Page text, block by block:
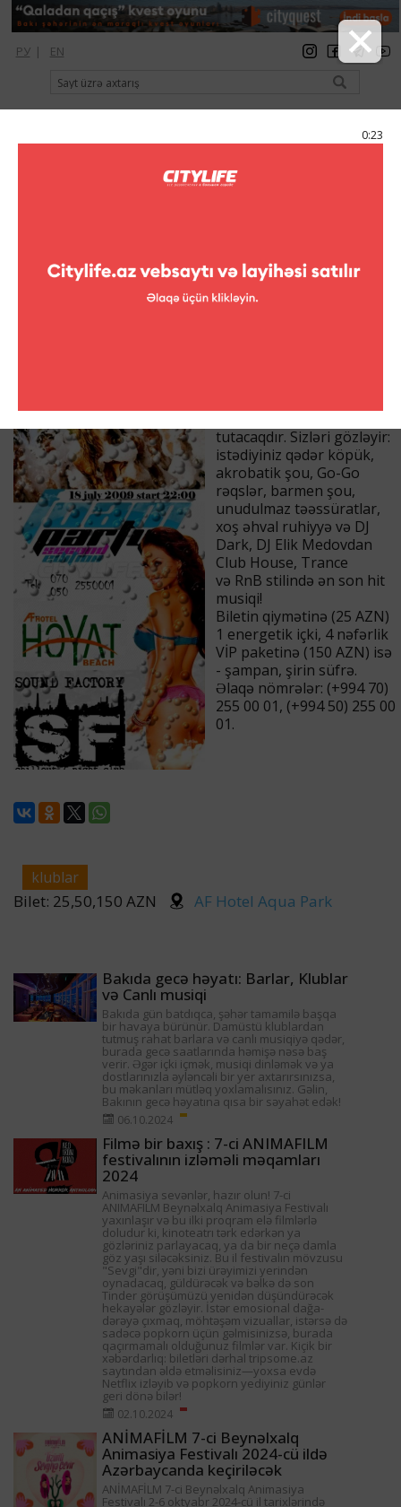
0:23
РУ | EN
qeydiyyat giriş Citylife Magazine
tutacaqdır. Sizləri gözləyir:
istədiyiniz qədər köpük,
akrobatik şou, Go-Go
rəqslər, barmen şou,
unudulmaz təəssüratlar,
xoş əhval ruhiyyə və DJ
Dark, DJ Elik Medovdan
Club House, Trance
və RnB stilində ən son hit
musiqi!
Biletin qiymətinə (25 AZN)
1 energetik içki, 4 nəfərlik
VİP paketinə (150 AZN) isə
- şampan, şirin süfrə.
Əlaqə nömrələr: (+994 70)
255 00 01, (+994 50) 255 00
01.
klublar
Bilet: 25,50,150 AZN AF Hotel Aqua Park
Bakıda gecə həyatı: Barlar, Klublar
və Canlı musiqi
Bakıda gün batdıqca, şəhər tamamilə başqa
bir havaya bürünür. Damüstü klublardan
tutmuş rahat barlara və canlı musiqiyə qədər,
burada gecə saatlarında həmişə nəsə baş
verir. Əgər içki içmək, musiqi dinləmək və ya
dostlarınızla əyləncəli bir yer axtarırsınızsa,
bu məkanları mütləq yoxlamalısınız. Gəlin,
Bakının gecə həyatına qısa bir səyahət edək!
06.10.2024
Filmə bir baxış : 7-ci ANIMAFILM
festivalının izləməli məqamları
2024
Animasiya sevənlər, hazır olun! 7-ci
ANIMAFILM Beynəlxalq Animasiya Festivalı
yaxınlaşır və bu ilki proqram elə filmlərlə
doludur ki, kinoteatrı tərk edərkən ya
gözləriniz parlayacaq, ya da bir neçə damla
göz yaşı siləcəksiniz. Bu il festivalın mövzusu
"Sevgi"dir, yəni bizi ürəyimizi yerindən
oynadacaq, güldürəcək və bəlkə də son
Tinder görüşümüzü yenidən düşündürəcək
hekayələr gözləyir. İstər emosional dağa-
dərəyə çıxmaq, möhtəşəm vizuallar, istərsə də
sadəcə popkorn üçün gəlmisinizsə, burada
qaçırmamalı olduğunuz filmlər var. Kiçik bir
xəbərdarlıq: biletləri dərhal tripsome.az
saytından əldə etməlisiniz—yoxsa evdə
Netflix izləyib və popkorn yediyiniz günlər
geri dönə bilər!
02.10.2024
ANİMAFİLM 7-ci Beynəlxalq
Animasiya Festivalı 2024-cü ildə
Azərbaycanda keçiriləcək
ANİMAFİLM 7-ci Beynəlxalq Animasiya
Festivalı 2-6 oktyabr 2024-cü il tarixlərində